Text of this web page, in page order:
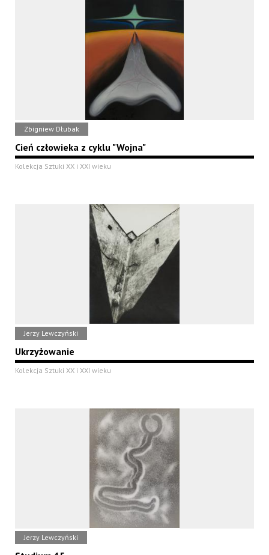
Zbigniew Dłubak
Cień człowieka z cyklu "Wojna"
Kolekcja Sztuki XX i XXI wieku
Jerzy Lewczyński
Ukrzyżowanie
Kolekcja Sztuki XX i XXI wieku
Jerzy Lewczyński